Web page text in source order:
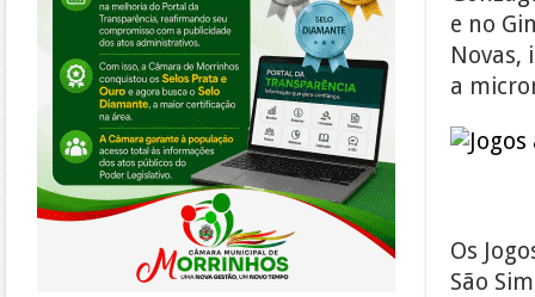
e no
Novas,
a
Os
São